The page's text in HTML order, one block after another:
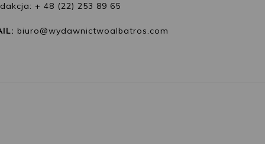
+ 48 (22) 253 89 65
biuro@wydawnictwoalbatros.com